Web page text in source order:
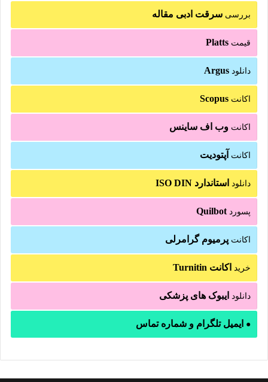
بررسی سرقت ادبی مقاله
قیمت Platts
دانلود Argus
اکانت Scopus
اکانت وب اف ساینس
اکانت آپتودیت
دانلود استاندارد ISO DIN
پسورد Quilbot
اکانت پرمیوم گرامرلی
خرید اکانت Turnitin
دانلود ایبوک های پزشکی
● ایمیل تلگرام و شماره تماس